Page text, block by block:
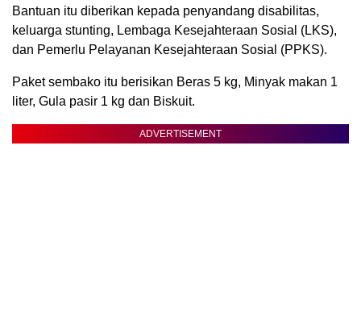
Bantuan itu diberikan kepada penyandang disabilitas,
keluarga stunting, Lembaga Kesejahteraan Sosial (LKS),
dan Pemerlu Pelayanan Kesejahteraan Sosial (PPKS).
Paket sembako itu berisikan Beras 5 kg, Minyak makan 1
liter, Gula pasir 1 kg dan Biskuit.
ADVERTISEMENT